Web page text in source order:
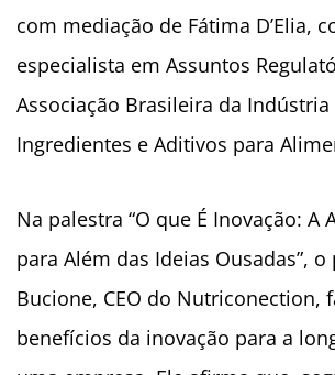
com mediação de Fátima D’Elia,
especialista em Assuntos
Associação Brasileira da
Ingredientes e Aditivos para
Na palestra “O que É Inovação: A
para Além das Ideias Ousadas”,
Bucione, CEO do Nutriconection,
benefícios da inovação para a